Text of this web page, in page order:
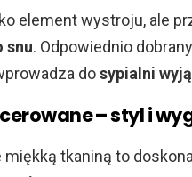
element wystroju, ale
snu. Odpowiednio
dosypialni
– styl i
miękką tkaniną to